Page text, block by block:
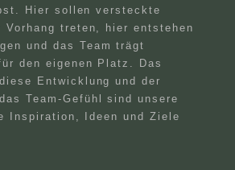
Hier sollen versteckte
Vorhang treten, hier entstehen
und das Team trägt
den eigenen Platz. Das
Entwicklung und der
Team-Gefühl sind unsere
Inspiration, Ideen und Ziele